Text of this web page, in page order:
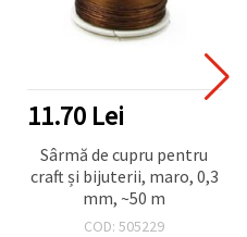
11.70 Lei
Sârmă de cupru pentru
craft și bijuterii, maro, 0,3
mm, ~50 m
COD: 505229